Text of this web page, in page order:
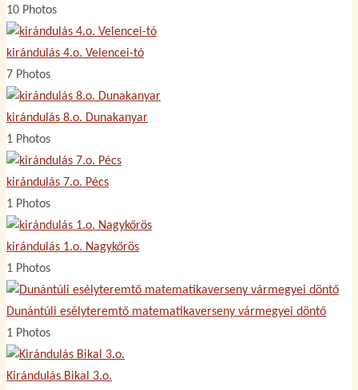
10 Photos
kirándulás 4.o. Velencei-tó
7 Photos
kirándulás 8.o. Dunakanyar
1 Photos
kirándulás 7.o. Pécs
1 Photos
kirándulás 1.o. Nagykőrös
1 Photos
Dunántúli esélyteremtő matematikaverseny vármegyei döntő
1 Photos
Kirándulás Bikal 3.o.